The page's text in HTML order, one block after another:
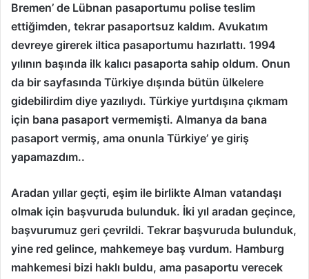
Bremen’ de Lübnan pasaportumu polise teslim
ettiğimden, tekrar pasaportsuz kaldım. Avukatım
devreye girerek iltica pasaportumu hazırlattı. 1994
yılının başında ilk kalıcı pasaporta sahip oldum. Onun
da bir sayfasında Türkiye dışında bütün ülkelere
gidebilirdim diye yazılıydı. Türkiye yurtdışına çıkmam
için bana pasaport vermemişti. Almanya da bana
pasaport vermiş, ama onunla Türkiye’ ye giriş
yapamazdım..
Aradan yıllar geçti, eşim ile birlikte Alman vatandaşı
olmak için başvuruda bulunduk. İki yıl aradan geçince,
başvurumuz geri çevrildi. Tekrar başvuruda bulunduk,
yine red gelince, mahkemeye baş vurdum. Hamburg
mahkemesi bizi haklı buldu, ama pasaportu verecek